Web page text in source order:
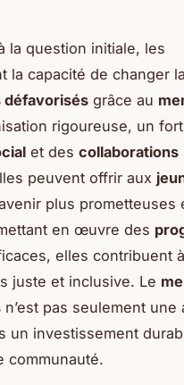
la question initiale, les
la capacité de changer
défavorisés grâce au
rigoureuse, un fort
et des collaborations
peuvent offrir aux
plus prometteuses
en œuvre des
elles contribuent
juste et inclusive. Le
n’est pas seulement une
un investissement
communauté.